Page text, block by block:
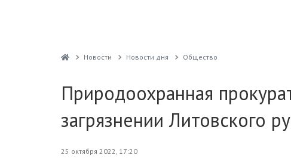
Новости Новости дня Общество
Природоохранная
загрязнении Литовского
25 октября 2022, 17:20